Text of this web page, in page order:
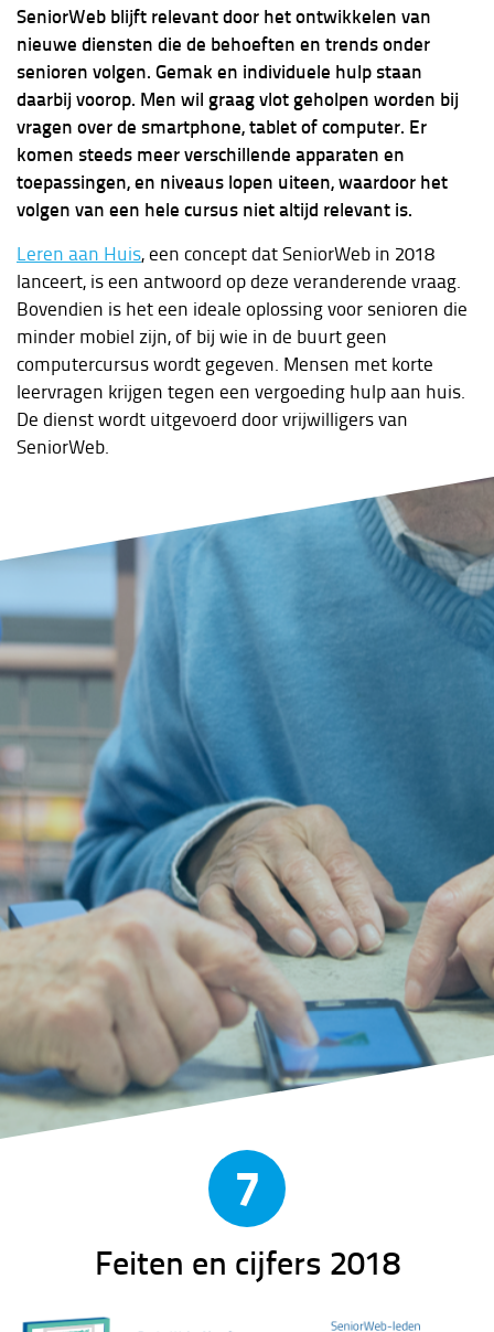
SeniorWeb blijft relevant door het ontwikkelen van
nieuwe diensten die de behoeften en trends onder
senioren volgen. Gemak en individuele hulp staan
daarbij voorop. Men wil graag vlot geholpen worden bij
vragen over de smartphone, tablet of computer. Er
komen steeds meer verschillende apparaten en
toepassingen, en niveaus lopen uiteen, waardoor het
volgen van een hele cursus niet altijd relevant is.
Leren aan Huis, een concept dat SeniorWeb in 2018
lanceert, is een antwoord op deze veranderende vraag.
Bovendien is het een ideale oplossing voor senioren die
minder mobiel zijn, of bij wie in de buurt geen
computercursus wordt gegeven. Mensen met korte
leervragen krijgen tegen een vergoeding hulp aan huis.
De dienst wordt uitgevoerd door vrijwilligers van
SeniorWeb.
7
Feiten en cijfers 2018